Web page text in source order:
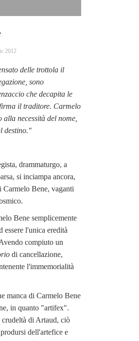
2012
delle trottola il
sono
che decapita le
il traditore. Carmelo
alla necessità del nome,
destino."
drammaturgo, a
si inciampa ancora,
Carmelo Bene, vaganti
Bene semplicemente
essere l'unica eredità
compiuto un
di cancellazione,
l'immemorialità
manca di Carmelo Bene
in quanto "artifex".
di Artaud, ciò
dell'artefice e